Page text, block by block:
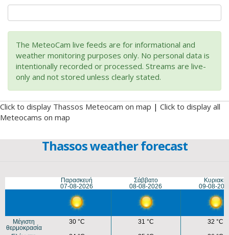
The MeteoCam live feeds are for informational and
weather monitoring purposes only. No personal data is
intentionally recorded or processed. Streams are live-
only and not stored unless clearly stated.
Click to display Thassos Meteocam on map | Click to display all
Meteocams on map
Thassos weather forecast